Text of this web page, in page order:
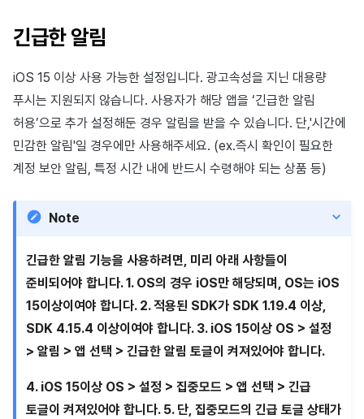
긴급한 알림
iOS 15 이상 사용 가능한 설정입니다. 광고속성을 지닌 대용량
푸시는 지원되지 않습니다. 사용자가 해당 앱을 ‘긴급한 알림
허용’으로 추가 설정해둔 경우 알림을 받을 수 있습니다. 단,'시간에
민감한 알림'일 경우에만 사용해주세요. (ex.즉시 확인이 필요한
계정 보안 알림, 특정 시간 내에 반드시 수령해야 되는 상품 등)
Note
긴급한 알림 기능을 사용하려면, 미리 아래 사항들이
준비되어야 합니다. 1. OS의 경우 iOS만 해당되며, OS는 iOS
15이상이여야 합니다. 2. 적용된 SDK가 SDK 1.19.4 이상,
SDK 4.15.4 이상이여야 합니다. 3. iOS 15이상 OS > 설정
> 알림 > 앱 선택 > 긴급한 알림 토글이 켜져있어야 합니다.
4. iOS 15이상 OS > 설정 > 집중모드 > 앱 선택 > 긴급
토글이 켜져있어야 합니다. 5. 단, 집중모드의 긴급 토글 상태가